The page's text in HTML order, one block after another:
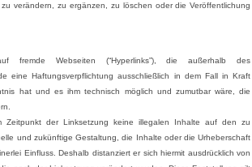
verändern, zu ergänzen, zu löschen oder die Veröffentlichung
fremde Webseiten (“Hyperlinks”), die außerhalb des
eine Haftungsverpflichtung ausschließlich in dem Fall in Kraft
hat und es ihm technisch möglich und zumutbar wäre, die
Zeitpunkt der Linksetzung keine illegalen Inhalte auf den zu
und zukünftige Gestaltung, die Inhalte oder die Urheberschaft
Einfluss. Deshalb distanziert er sich hiermit ausdrücklich von